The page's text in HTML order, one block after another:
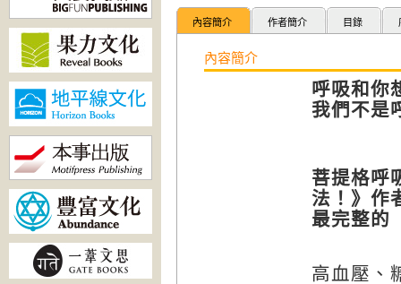
內容簡介 作者簡介 目錄
內容簡介
呼吸和你
我們不是
菩提格呼
法！》作
最完整的
高血壓、